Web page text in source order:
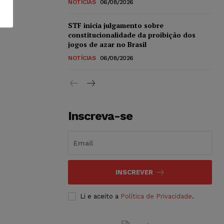
NOTÍCIAS 06/08/2026
STF inicia julgamento sobre
constitucionalidade da proibição dos
jogos de azar no Brasil
NOTÍCIAS 06/08/2026
Inscreva-se
INSCREVER
Li e aceito a Política de Privacidade.